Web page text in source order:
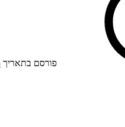
פורסם בתאריך